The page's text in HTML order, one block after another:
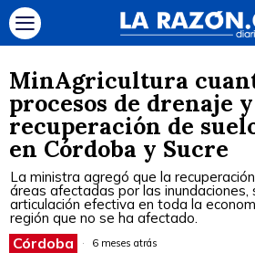
MinAgricultura
procesos de drenaje y
recuperación de
en Córdoba y Sucre
La ministra agregó que la
áreas afectadas por las inundaciones,
articulación efectiva en toda la
región que no se ha afectado.
Córdoba 6 meses atrás